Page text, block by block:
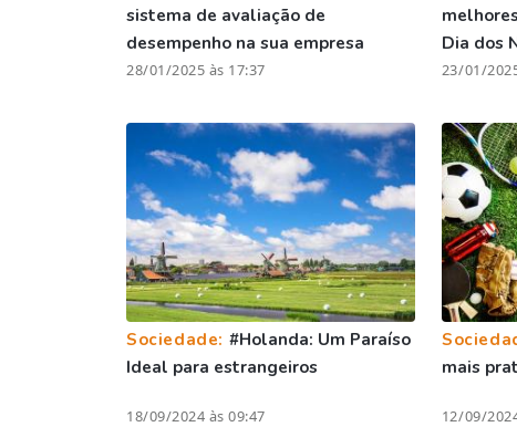
sistema de avaliação de
desempenho na sua empresa
28/01/2025 às 17:37
Dia dos
23/01/
Sociedade: #Holanda: Um Paraíso
Ideal para estrangeiros
18/09/2024 às 09:47
mais
12/09/